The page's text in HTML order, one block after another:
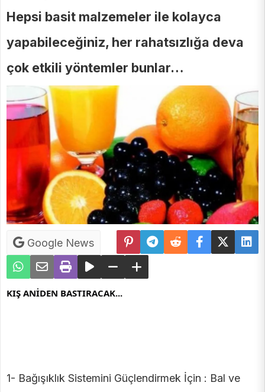
Hepsi basit malzemeler ile kolayca
yapabileceğiniz, her rahatsızlığa deva
çok etkili yöntemler bunlar…
Google News
KIŞ ANİDEN BASTIRACAK...
1- Bağışıklık Sistemini Güçlendirmek İçin : Bal ve